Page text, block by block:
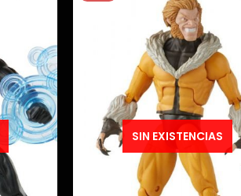
SIN EXISTENCIAS